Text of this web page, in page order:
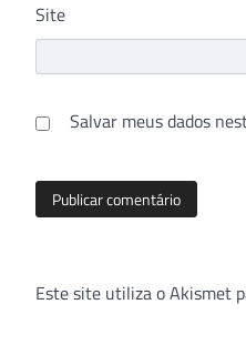
Site
Salvar meus dados
Este site utiliza o Akismet